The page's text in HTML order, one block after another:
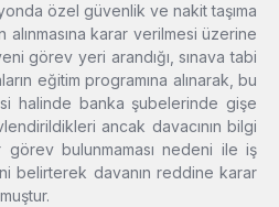
özel güvenlik ve nakit taşıma
alınmasına karar verilmesi üzerine
görev yeri arandığı, sınava tabi
eğitim programına alınarak, bu
halinde banka şubelerinde gişe
ancak davacının bilgi
bulunmaması nedeni ile iş
belirterek davanın reddine karar